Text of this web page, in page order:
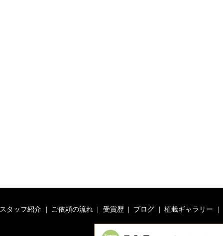
スタッフ紹介 ご依頼の流れ 受賞歴 ブログ 植栽ギャラリー